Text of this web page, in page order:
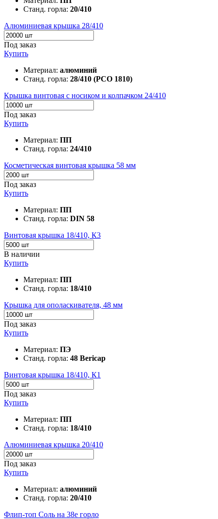
Станд. горла: 20/410
Алюминиевая крышка 28/410
Под заказ
Купить
Материал: алюминий
Станд. горла: 28/410 (PCO 1810)
Крышка винтовая с носиком и колпачком 24/410
Под заказ
Купить
Материал: ПП
Станд. горла: 24/410
Косметическая винтовая крышка 58 мм
Под заказ
Купить
Материал: ПП
Станд. горла: DIN 58
Винтовая крышка 18/410, К3
В наличии
Купить
Материал: ПП
Станд. горла: 18/410
Крышка для ополаскивателя, 48 мм
Под заказ
Купить
Материал: ПЭ
Станд. горла: 48 Bericap
Винтовая крышка 18/410, К1
Под заказ
Купить
Материал: ПП
Станд. горла: 18/410
Алюминиевая крышка 20/410
Под заказ
Купить
Материал: алюминий
Станд. горла: 20/410
Флип-топ Соль на 38е горло